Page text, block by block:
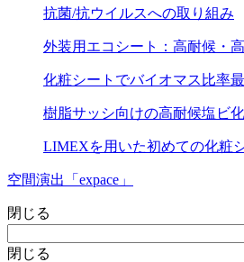
抗菌/抗ウイルスへの取り組み
外装用エコシート：高耐候・
化粧シートでバイオマス比率
樹脂サッシ向けの高耐候塩ビ
LIMEXを用いた初めての化粧
空間演出「expace」
閉じる
閉じる